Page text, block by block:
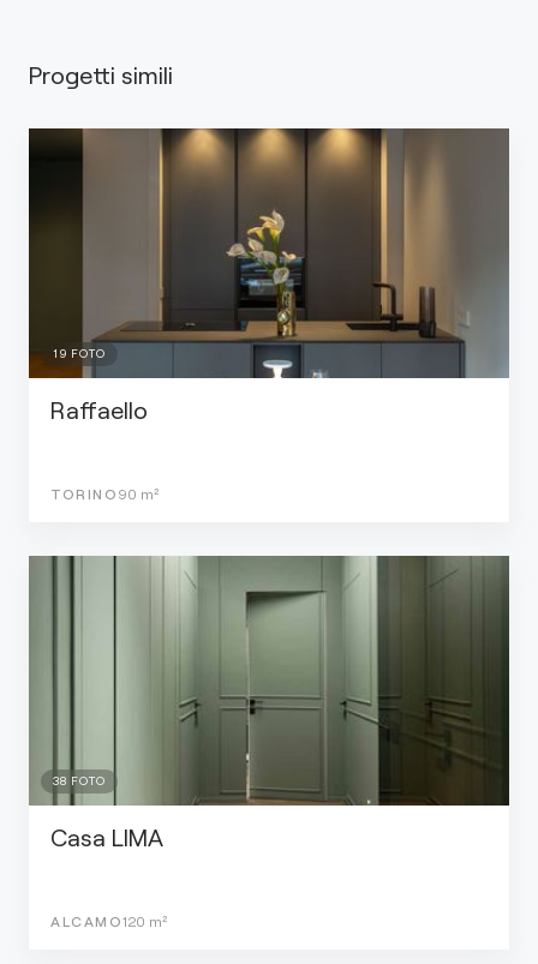
Progetti simili
19 FOTO
Raffaello
TORINO 90 m²
38 FOTO
Casa LIMA
ALCAMO120 m²